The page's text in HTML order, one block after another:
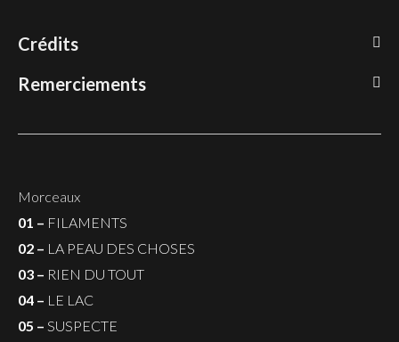
Crédits
Remerciements
Morceaux
01 – FILAMENTS
02 – LA PEAU DES CHOSES
03 – RIEN DU TOUT
04 – LE LAC
05 – SUSPECTE